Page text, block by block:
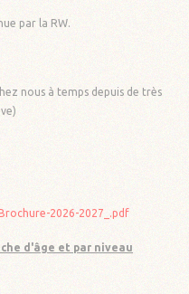
par la RW.
nous à temps depuis de très
2026-2027_.pdf
d'âge et par niveau